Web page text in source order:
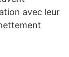
avec leur